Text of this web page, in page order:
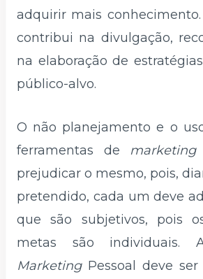
adquirir mais conhecimento.
contribui na divulgação,
na elaboração de
público-alvo.
O não planejamento e o
ferramentas de marketing
prejudicar o mesmo, pois,
pretendido, cada um deve
que são subjetivos, pois
metas são individuais.
Marketing Pessoal deve